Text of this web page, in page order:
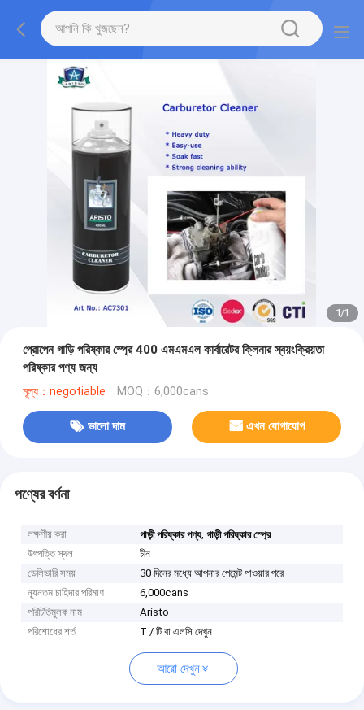
1/1
প্রোপেন গাড়ি পরিষ্কার স্প্রে 400 এমএমএল কার্বারেটর ক্লিনার স্বয়ংক্রিয়তা
পরিষ্কার পণ্য জন্য
মূল্য：negotiable MOQ：6,000cans
ভালো দাম এখন যোগাযোগ
পণ্যের বর্ণনা
লক্ষণীয় করা গাড়ী পরিষ্কার পণ্য,গাড়ী পরিষ্কার স্প্রে
উৎপত্তি স্থল
চীন
ডেলিভারি সময়
30 দিনের মধ্যে আপনার পেমেন্ট পাওয়ার পরে
ন্যূনতম চাহিদার পরিমাণ
6,000cans
পরিচিতিমুলক নাম
Aristo
পরিশোধের শর্ত
T / টি বা এলসি দেখুন
আরো দেখুন